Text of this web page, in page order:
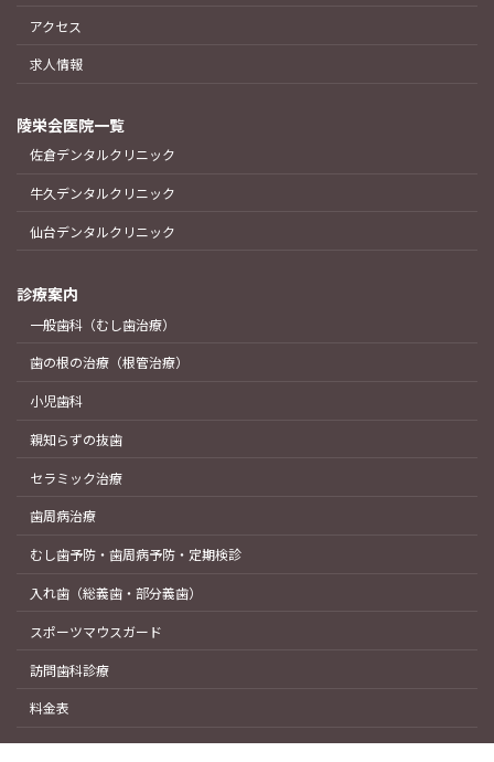
アクセス
求人情報
陵栄会医院一覧
佐倉デンタルクリニック
牛久デンタルクリニック
仙台デンタルクリニック
診療案内
一般歯科（むし歯治療）
歯の根の治療（根管治療）
小児歯科
親知らずの抜歯
セラミック治療
歯周病治療
むし歯予防・歯周病予防・定期検診
入れ歯（総義歯・部分義歯）
スポーツマウスガード
訪問歯科診療
料金表